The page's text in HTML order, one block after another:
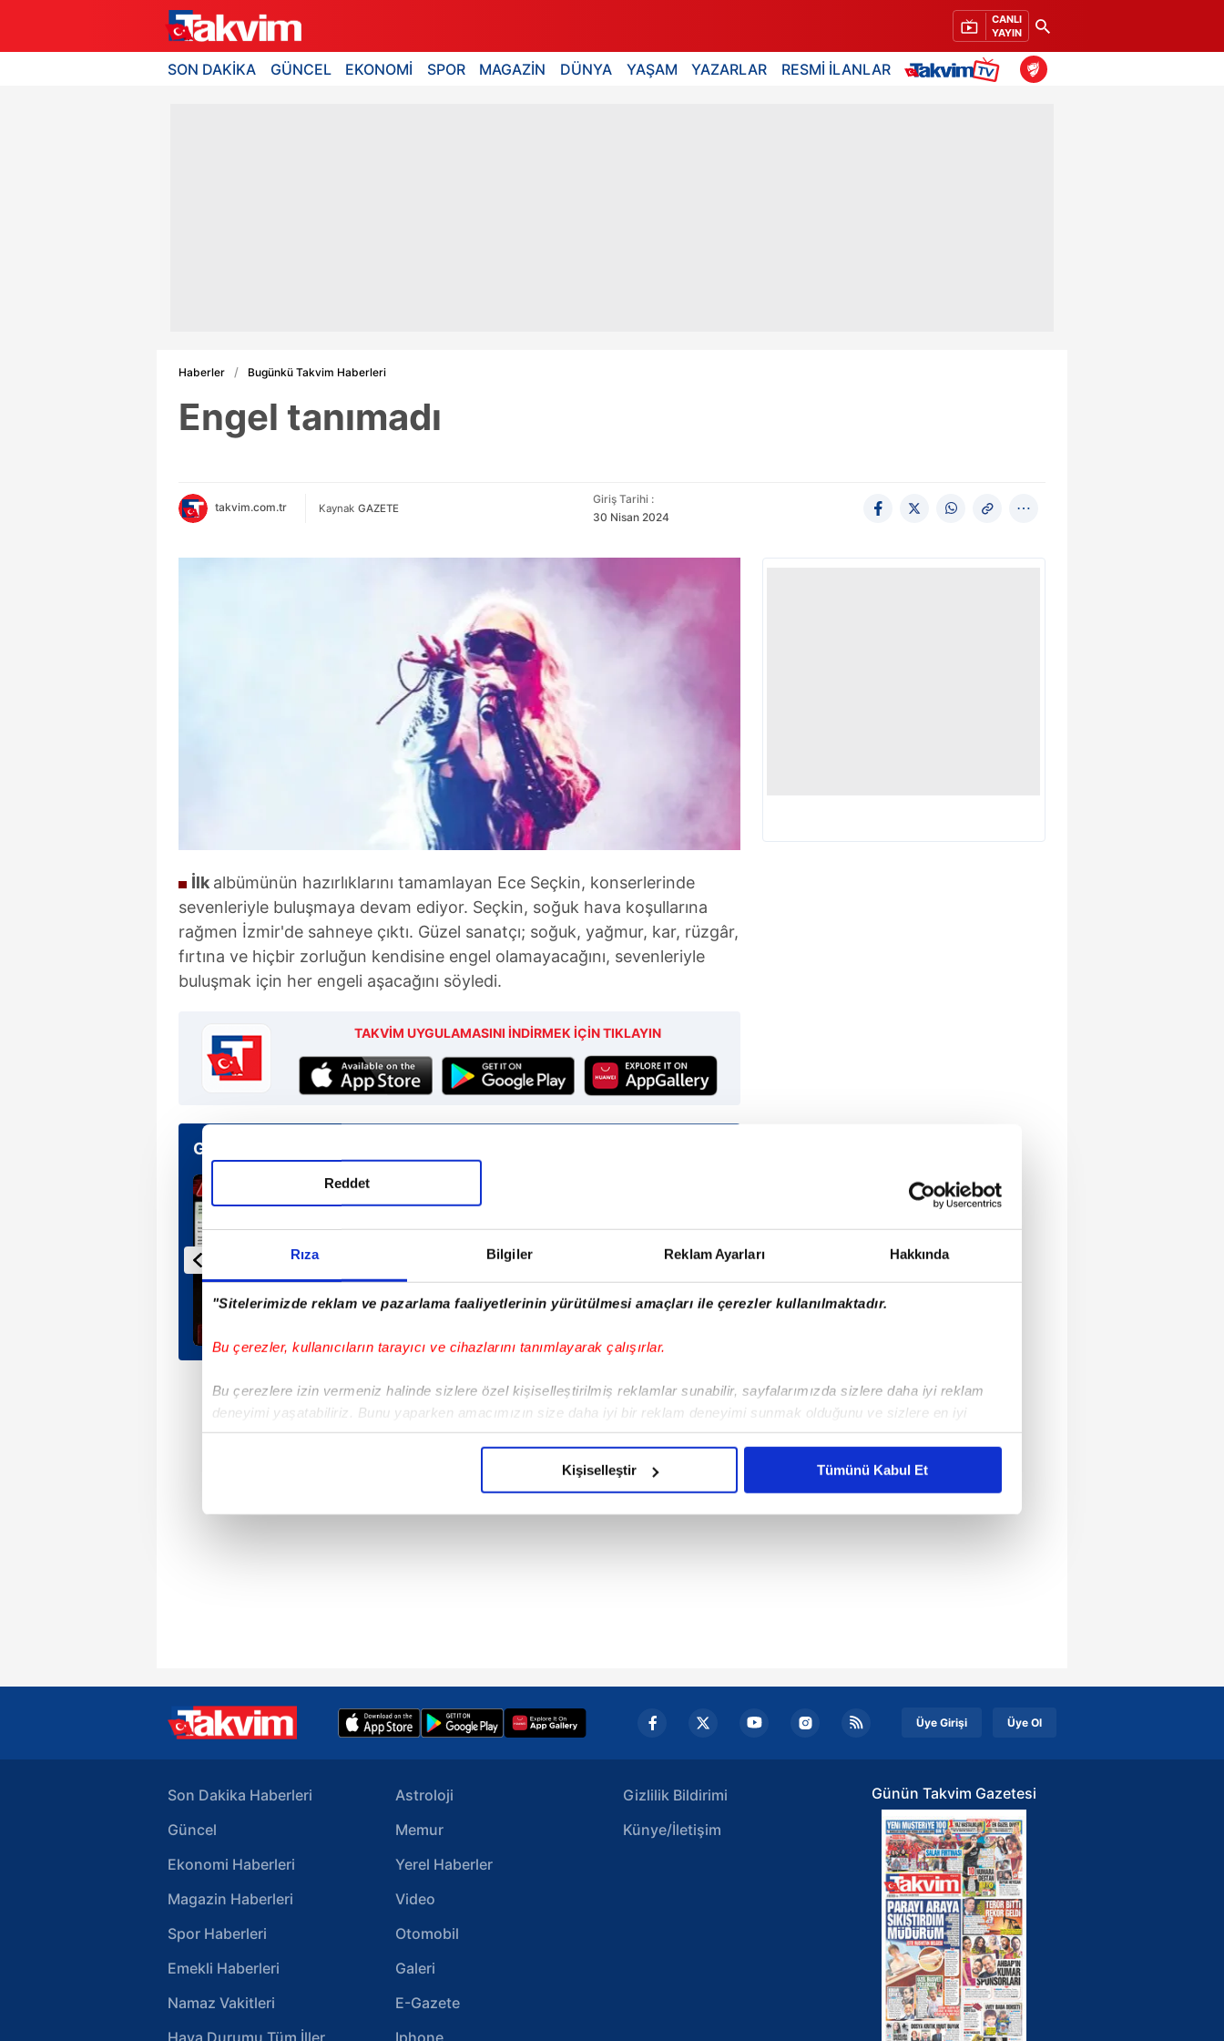
Rıza Bilgiler Reklam Ayarları Hakkında
"Sitelerimizde reklam ve pazarlama faaliyetlerinin yürütülmesi amaçları ile çerezler kullanılmaktadır.
Bu çerezler, kullanıcıların tarayıcı ve cihazlarını tanımlayarak çalışırlar.
Bu çerezlere izin vermeniz halinde sizlere özel kişiselleştirilmiş reklamlar sunabilir, sayfalarımızda sizlere daha iyi reklam
deneyimi yaşatabiliriz. Bunu yaparken amacımızın size daha iyi bir reklam deneyimi sunmak olduğunu ve sizlere en iyi
içerikleri sunabilmek adına elimizden gelen çabayı gösterdiğimizi ve bu noktada, reklamların maliyetlerimizi karşılamak
6698 sayılı Kişisel Verilerin Korunması Kanunu uyarınca hazırlanmış Aydınlatma Metnimizi okumak ve sitemizde ilgili
mevzuata uygun olarak kullanılan çerezlerle ilgili bilgi almak için lütfen
Reddet
Kişiselleştir Tümünü Kabul Et
CANLI
YAYIN
SON DAKİKA GÜNCEL EKONOMİ SPOR MAGAZİN DÜNYA YAŞAM YAZARLAR RESMİ İLANLAR
Haberler Bugünkü Takvim Haberleri
Engel tanımadı
takvim.com.tr Kaynak GAZETE
Giriş Tarihi :
30 Nisan 2024
İlk albümünün hazırlıklarını tamamlayan Ece Seçkin, konserlerinde
sevenleriyle buluşmaya devam ediyor. Seçkin, soğuk hava koşullarına
rağmen İzmir'de sahneye çıktı. Güzel sanatçı; soğuk, yağmur, kar, rüzgâr,
fırtına ve hiçbir zorluğun kendisine engel olamayacağını, sevenleriyle
buluşmak için her engeli aşacağını söyledi.
TAKVİM UYGULAMASINI İNDİRMEK İÇİN TIKLAYIN
Günün Manşetleri
Üye Girişi Üye Ol
Son Dakika Haberleri
Güncel
Ekonomi Haberleri
Magazin Haberleri
Spor Haberleri
Emekli Haberleri
Namaz Vakitleri
Hava Durumu Tüm İller
Astroloji
Memur
Yerel Haberler
Video
Otomobil
Galeri
E-Gazete
Iphone
Gizlilik Bildirimi
Künye/İletişim
Günün Takvim Gazetesi